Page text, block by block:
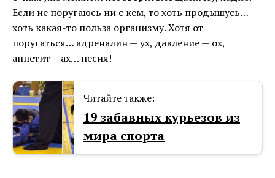
Если не поругаюсь ни с кем, то хоть продышусь…
хоть какая-то польза организму. Хотя от
поругаться… адреналин — ух, давление — ох,
аппетит— ах… песня!
Читайте также:
19 забавных курьезов из
мира спорта